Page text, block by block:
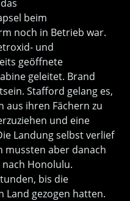
beim
noch in Betrieb war.
und
geöffnete
geleitet. Brand
Stafford gelang es,
aus ihren Fächern zu
und eine
Landung selbst verlief
mussten aber danach
Honolulu.
bis die
Land gezogen hatten.